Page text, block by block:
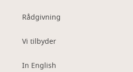
Rådgivning
Vi tilbyder
In English